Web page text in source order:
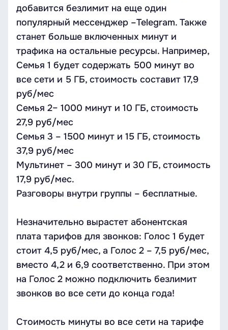
добавится безлимит на еще один
популярный мессенджер –Telegram. Также
станет больше включенных минут и
трафика на остальные ресурсы. Например,
Семья 1 будет содержать 500 минут во
все сети и 5 ГБ, стоимость составит 17,9
руб/мес
Семья 2– 1000 минут и 10 ГБ, стоимость
27,9 руб/мес
Семья 3 – 1500 минут и 15 ГБ, стоимость
37,9 руб/мес
Мультинет – 300 минут и 30 ГБ, стоимость
17,9 руб/мес.
Разговоры внутри группы – бесплатные.
Незначительно вырастет абонентская
плата тарифов для звонков: Голос 1 будет
стоит 4,5 руб/мес, а Голос 2 – 7,5 руб/мес,
вместо 4,2 и 6,9 соответственно. При этом
на Голос 2 можно подключить безлимит
звонков во все сети до конца года!
Стоимость минуты во все сети на тарифе